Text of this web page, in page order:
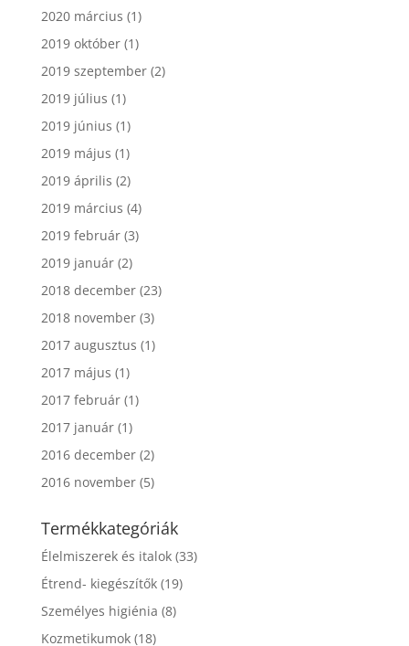
2020 március (1)
2019 október(1)
2019 szeptember(2)
2019 július (1)
2019 június (1)
2019 május (1)
2019 április (2)
2019 március (4)
2019 február(3)
2019 január(2)
2018 december(23)
2018 november(3)
2017 augusztus (1)
2017 május (1)
2017 február(1)
2017 január(1)
2016 december(2)
2016 november(5)
Termékkategóriák
Élelmiszerek és italok (33)
Étrend- kiegészítők (19)
Személyes higiénia (8)
Kozmetikumok (18)